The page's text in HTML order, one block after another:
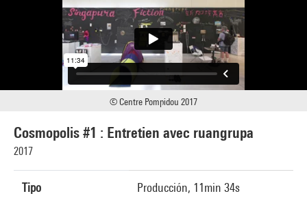
Cosmopolis #1 : Entretien avec ruangrupa
2017
Tipo Producción, 11min 34s
© Centre Pompidou 2017